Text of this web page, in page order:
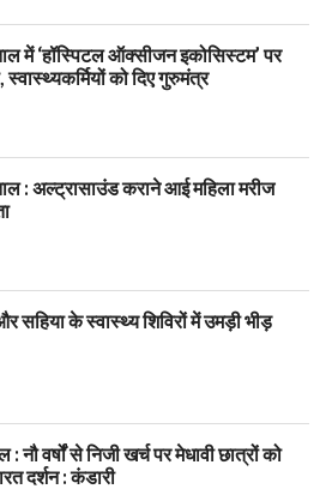
में ‘हॉस्पिटल ऑक्सीजन इकोसिस्टम’ पर
स्वास्थ्यकर्मियों को दिए गुरुमंत्र
: अल्ट्रासाउंड कराने आई महिला मरीज
सहिया के स्वास्थ्य शिविरों में उमड़ी भीड़
नौ वर्षों से निजी खर्च पर मेधावी छात्रों को
दर्शन : कंडारी